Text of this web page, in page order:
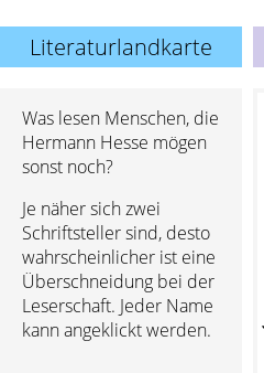
Literaturlandkarte
Was lesen Menschen, die
Hermann Hesse mögen
sonst noch?
Je näher sich zwei
Schriftsteller sind, desto
wahrscheinlicher ist eine
Überschneidung bei der
Leserschaft. Jeder Name
kann angeklickt werden.